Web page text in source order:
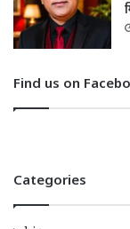
Find us on
Categories